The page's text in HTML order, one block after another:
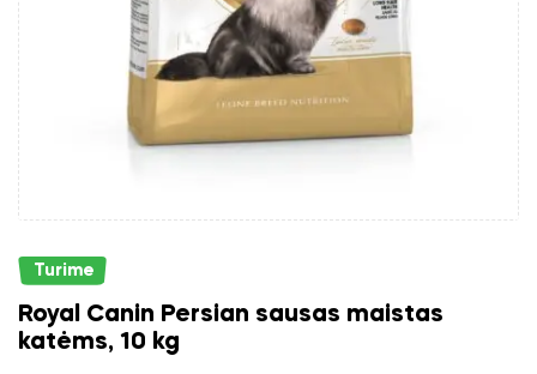
Turime
Royal Canin Persian sausas maistas
katėms, 10 kg